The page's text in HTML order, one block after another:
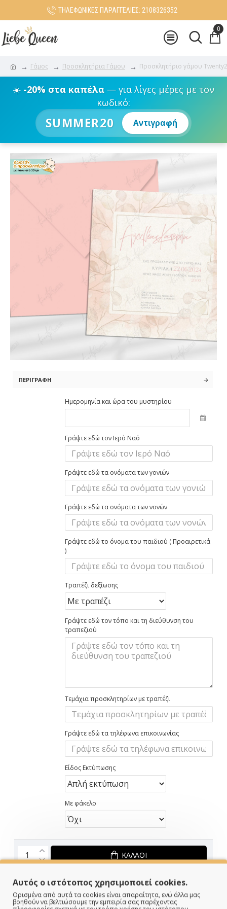
ΤΗΛΕΦΩΝΙΚΕΣ ΠΑΡΑΓΓΕΛΙΕΣ: 2108326352
0
Γάμος Προσκλητήρια Γάμου Προσκλητήριο γάμου
☀️ -20% στα καπέλα— για λίγες μέρες με τον
κωδικό:
SUMMER20 Αντιγραφή
ΠΕΡΙΓΡΑΦΉ
1.70€
Ημερομηνία και ώρα του μυστηρίου
Γράψτε εδώ τον Ιερό Ναό
Γράψτε εδώ τα ονόματα των γονιών
Γράψτε εδώ τα ονόματα των νονών
Γράψτε εδώ το όνομα του παιδιού ( Προαιρετικά
)
Τραπέζι δεξίωσης
Γράψτε εδώ τον τόπο και τη διεύθυνση του
τραπεζιού
Τεμάχια προσκλητηρίων με τραπέζι
Γράψτε εδώ τα τηλέφωνα επικοινωνίας
Είδος Εκτύπωσης
Με φάκελο
ΚΑΛΆΘΙ
Αυτός ο ιστότοπος χρησιμοποιεί cookies.
Ορισμένα από αυτά τα cookies είναι απαραίτητα, ενώ άλλα μας
βοηθούν να βελτιώσουμε την εμπειρία σας παρέχοντας